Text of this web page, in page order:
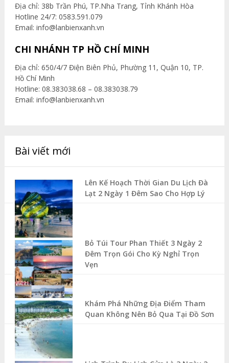
Địa chỉ: 38b Trần Phú, TP.Nha Trang, Tỉnh Khánh Hòa
Hotline 24/7: 0583.591.079
Email: info@lanbienxanh.vn
CHI NHÁNH TP HỒ CHÍ MINH
Địa chỉ: 650/4/7 Điện Biên Phủ, Phường 11, Quận 10, TP.
Hồ Chí Minh
Hotline: 08.383038.68 – 08.383038.79
Email: info@lanbienxanh.vn
Bài viết mới
Lên Kế Hoạch Thời Gian Du Lịch Đà
Lạt 2 Ngày 1 Đêm Sao Cho Hợp Lý
Bỏ Túi Tour Phan Thiết 3 Ngày 2
Đêm Trọn Gói Cho Kỳ Nghỉ Trọn
Vẹn
Khám Phá Những Địa Điểm Tham
Quan Không Nên Bỏ Qua Tại Đồ Sơn